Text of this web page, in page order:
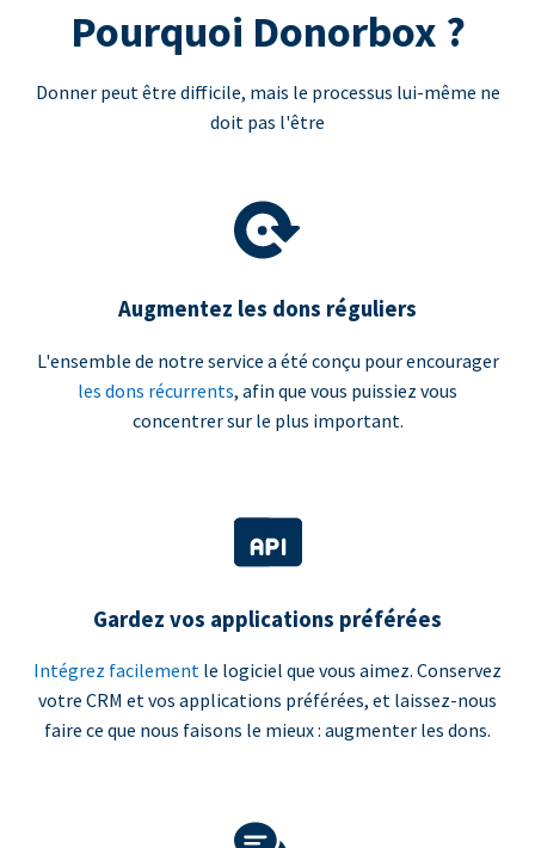
Pourquoi Donorbox ?
Donner peut être difficile, mais le processus lui-même ne
doit pas l'être
Augmentez les dons réguliers
L'ensemble de notre service a été conçu pour encourager
les dons récurrents, afin que vous puissiez vous
concentrer sur le plus important.
Gardez vos applications préférées
Intégrez facilement le logiciel que vous aimez. Conservez
votre CRM et vos applications préférées, et laissez-nous
faire ce que nous faisons le mieux : augmenter les dons.